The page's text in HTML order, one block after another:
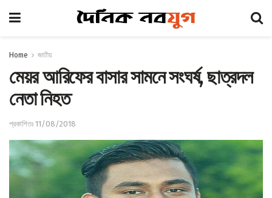
Home জাতীয়
মেয়র আরিফের বাসার সামনে সংঘর্ষ, ছাত্রদল
নেতা নিহত
প্রকাশিতঃ 11/08/2018